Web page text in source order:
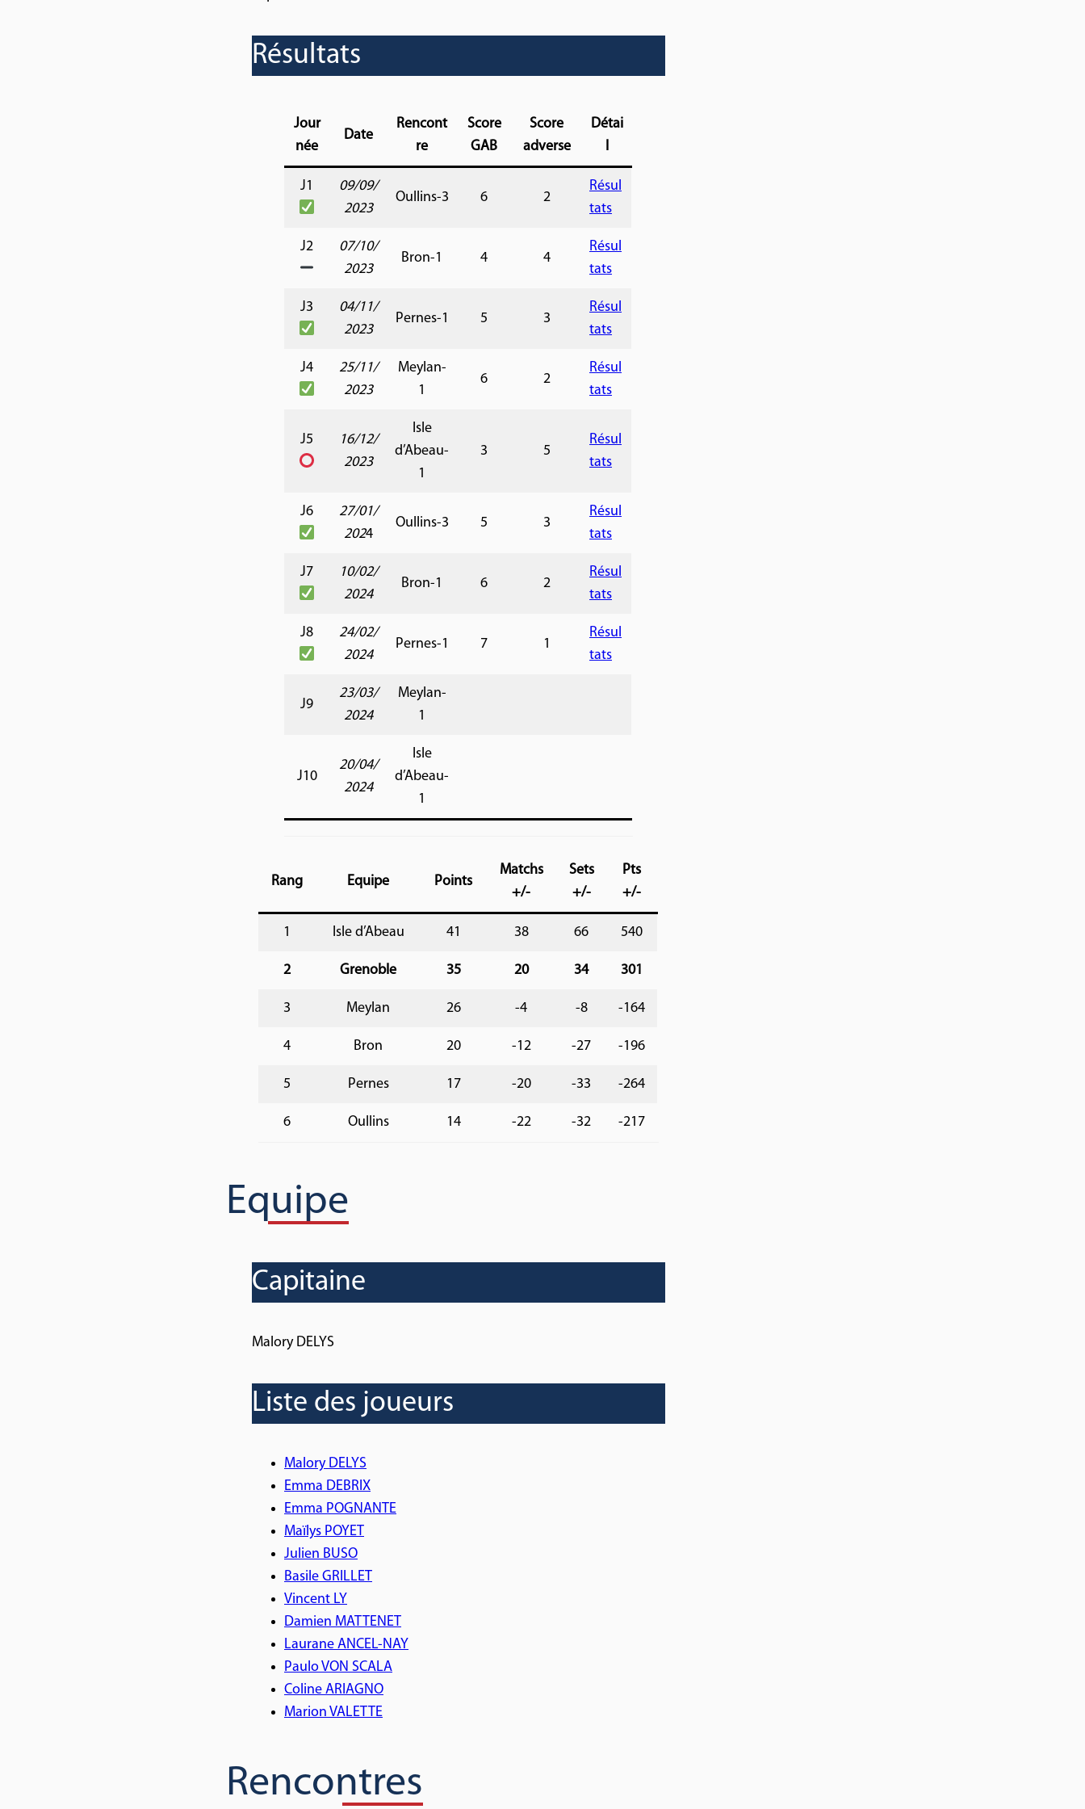
Résultats
Jour
née
Date
Rencont
re
Score
GAB
Score
adverse
Détai
l
J1
09/09/
2023
Oullins-3 6 2
Résul
tats
J2
07/10/
2023
Bron-1 4 4
Résul
tats
J3
04/11/
2023
Pernes-1 5 3
Résul
tats
J4
25/11/
2023
Meylan-
1
6 2
Résul
tats
J5
16/12/
2023
Isle
d’Abeau-
1
3 5
Résul
tats
J6
27/01/
2024
Oullins-3 5 3
Résul
tats
J7
10/02/
2024
Bron-1 6 2
Résul
tats
J8
24/02/
2024
Pernes-1 7 1
Résul
tats
J9
23/03/
2024
Meylan-
1
J10
20/04/
2024
Isle
d’Abeau-
1
Rang Equipe Points
Matchs
+/-
Sets
+/-
Pts
+/-
1 Isle d’Abeau 41 38 66 540
2 Grenoble 35 20 34 301
3 Meylan 26 -4 -8 -164
4 Bron 20 -12 -27 -196
5 Pernes 17 -20 -33 -264
6 Oullins 14 -22 -32 -217
Equipe
Capitaine
Malory DELYS
Liste des joueurs
Malory DELYS
Emma DEBRIX
Emma POGNANTE
Maïlys POYET
Julien BUSO
Basile GRILLET
Vincent LY
Damien MATTENET
Laurane ANCEL-NAY
Paulo VON SCALA
Coline ARIAGNO
Marion VALETTE
Rencontres